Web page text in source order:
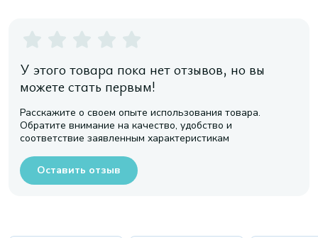
У этого товара пока нет отзывов, но вы
можете стать первым!
Расскажите о своем опыте использования товара.
Обратите внимание на качество, удобство и
соответствие заявленным характеристикам
Оставить отзыв